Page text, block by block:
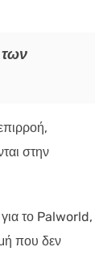
στην
το Palworld,
που δεν